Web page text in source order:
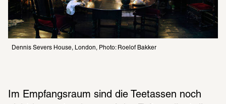
Dennis Severs House, London, Photo: Roelof Bakker
Im Empfangsraum sind die Teetassen noch